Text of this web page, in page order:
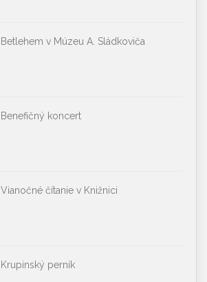
Betlehem v Múzeu A. Sládkoviča
Benefičný koncert
Vianočné čítanie v Knižnici
Krupinský perník